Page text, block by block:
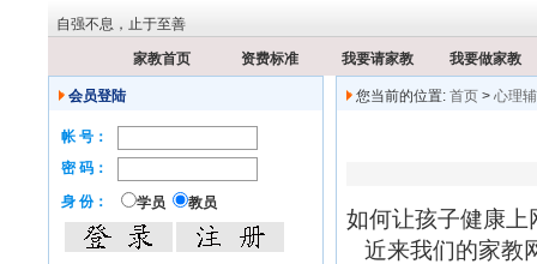
自强不息，止于至善
家教首页 资费标准 我要请家教 我要做家教
会员登陆
帐 号：
密 码：
身 份：
学员 教员
您当前的位置: 首页 > 心理
如何让孩子健康上
近来我们的家教